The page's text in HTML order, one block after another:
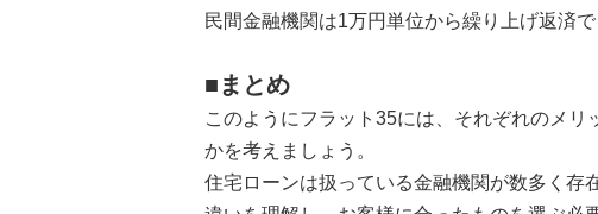
民間金融機関は1万円単位から繰り上げ返済
■まとめ
このようにフラット35には、それぞれのメ
かを考えましょう。
住宅ローンは扱っている金融機関が数多く存